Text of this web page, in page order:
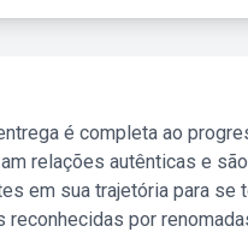
é completa ao
relações autênticas e
em sua trajetória para se
por